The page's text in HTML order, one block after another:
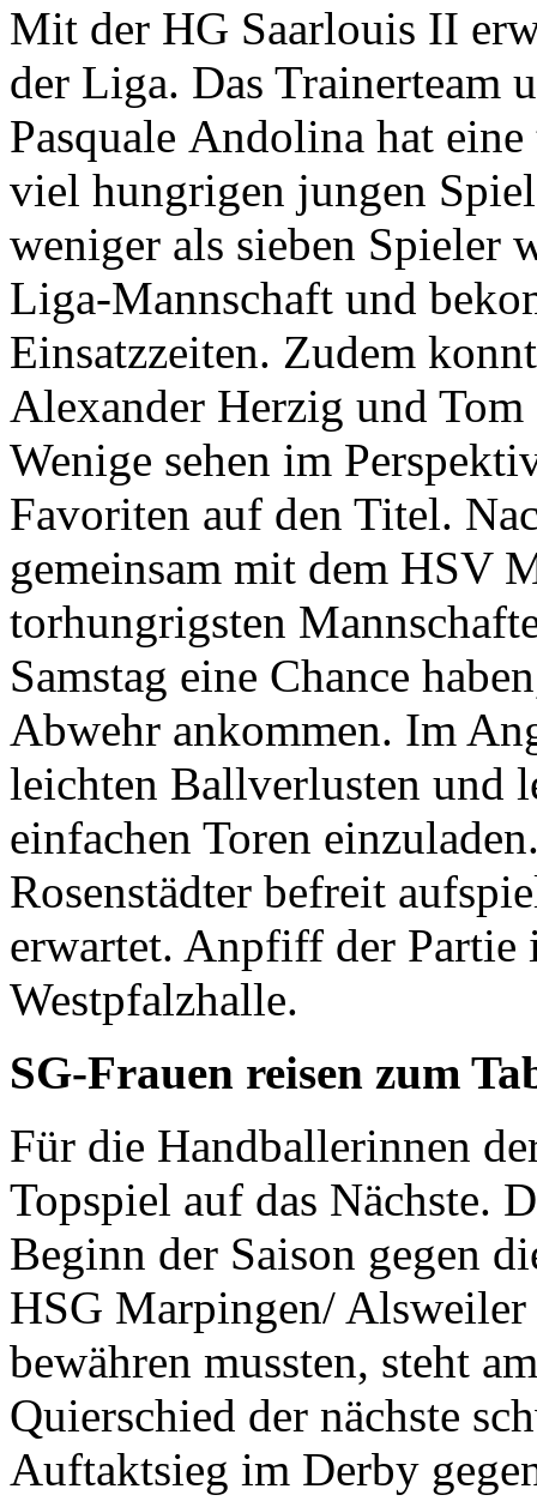
Mit der HG Saarlouis II
der Liga. Das Trainerteam
Pasquale Andolina hat
viel hungrigen jungen
weniger als sieben Spieler
Liga-Mannschaft und
Einsatzzeiten. Zudem
Alexander Herzig und
Wenige sehen im
Favoriten auf den Titel.
gemeinsam mit dem HSV
torhungrigsten
Samstag eine Chance
Abwehr ankommen. Im
leichten Ballverlusten und
einfachen Toren
Rosenstädter befreit
erwartet. Anpfiff der Partie
Westpfalzhalle.
SG-Frauen reisen zum
Für die Handballerinnen
Topspiel auf das Nächste.
Beginn der Saison gegen
HSG Marpingen/
bewähren mussten, steht
Quierschied der nächste
Auftaktsieg im Derby